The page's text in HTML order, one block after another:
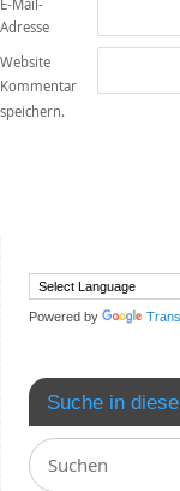
E-Mail-
Adresse
Website
Kommentar
speichern.
Powered by
Suche in